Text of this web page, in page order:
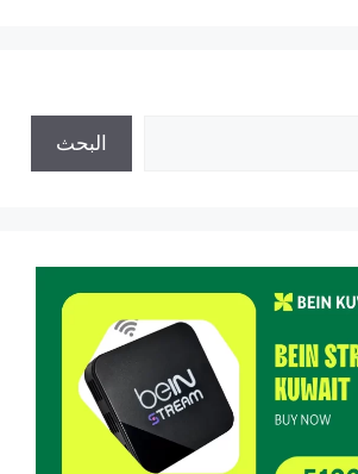
البحث